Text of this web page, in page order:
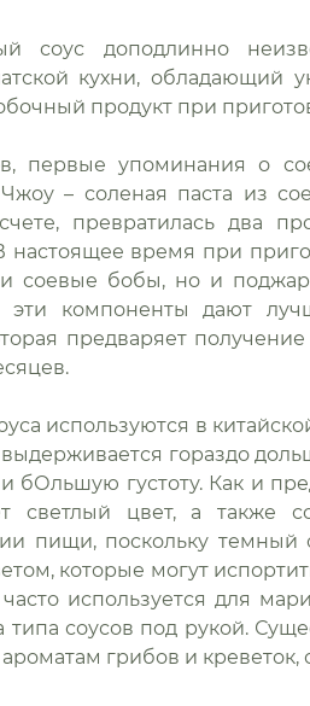
соус доподлинно
кухни, обладающий
продукт при
первые упоминания о
– соленая паста из
превратилась два
настоящее время при
соевые бобы, но и
компоненты дают
предваряет получение
используются в
гораздо
густоту. Как и
светлый цвет, а также
пищи, поскольку темный
которые могут
используется для
соусов под рукой.
грибов и креветок,